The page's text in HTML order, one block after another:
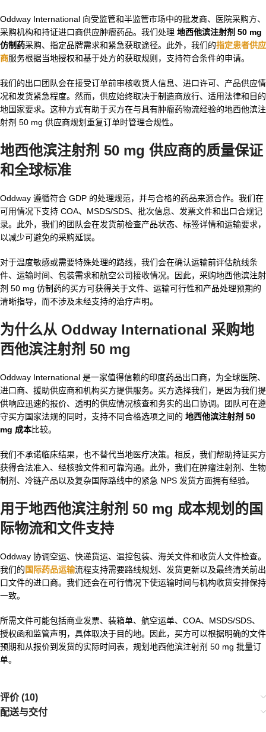
Oddway International 向受监管和半监管市场中的批发商、医院采购方、
采购机构和持证进口商供应肿瘤药品。我们处理 地西他滨注射剂 50 mg
仿制药采购、指定品牌需求和紧急获取途径。此外，我们的指定患者供应
商服务根据当地授权和基于处方的获取规则，支持符合条件的申请。
我们的出口团队会在接受订单前审核收货人信息、进口许可、产品供应情
况和发货紧急程度。然而，供应始终取决于制造商放行、适用法律和目的
地国家要求。这种方式有助于买方在与具有肿瘤药物流经验的地西他滨注
射剂 50 mg 供应商规划重复订单时管理合规性。
地西他滨注射剂 50 mg 供应商的质量保证
和全球标准
Oddway 遵循符合 GDP 的处理规范，并与合格的药品来源合作。我们在
可用情况下支持 COA、MSDS/SDS、批次信息、发票文件和出口合规记
录。此外，我们的团队会在发货前检查产品状态、标签详情和运输要求，
以减少可避免的采购延误。
对于温度敏感或需要特殊处理的路线，我们会在确认运输前评估航线条
件、运输时间、包装需求和航空公司接收情况。因此，采购地西他滨注射
剂 50 mg 仿制药的买方可获得关于文件、运输可行性和产品处理预期的
清晰指导，而不涉及未经支持的治疗声明。
为什么从 Oddway International 采购地
西他滨注射剂 50 mg
Oddway International 是一家值得信赖的印度药品出口商，为全球医院、
进口商、援助供应商和机构买方提供服务。买方选择我们，是因为我们提
供响应迅速的报价、透明的供应情况核查和务实的出口协调。团队可在遵
守买方国家法规的同时，支持不同合格选项之间的 地西他滨注射剂 50
mg 成本比较。
我们不承诺临床结果，也不替代当地医疗决策。相反，我们帮助持证买方
获得合法准入、经核验文件和可靠沟通。此外，我们在肿瘤注射剂、生物
制剂、冷链产品以及复杂国际路线中的紧急 NPS 发货方面拥有经验。
用于地西他滨注射剂 50 mg 成本规划的国
际物流和文件支持
Oddway 协调空运、快递货运、温控包装、海关文件和收货人文件检查。
我们的国际药品运输流程支持需要路线规划、发货更新以及最终清关前出
口文件的进口商。我们还会在可行情况下使运输时间与机构收货安排保持
一致。
所需文件可能包括商业发票、装箱单、航空运单、COA、MSDS/SDS、
授权函和监管声明，具体取决于目的地。因此，买方可以根据明确的文件
预期和从报价到发货的实际时间表，规划地西他滨注射剂 50 mg 批量订
单。
评价 (10)
配送与交付